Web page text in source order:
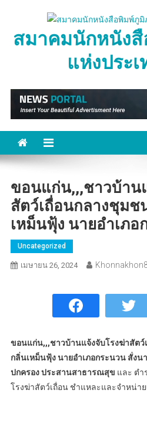
contentสมาคมนักหนัง
แห่งประ
ขอนแก่น,,,ชาวบ้าน
สัตว์เถื่อนกลางชุมช
เหม็นฟุ้ง นายอำเภอ
Uncategorized
เมษายน 26, 2024
ขอนแก่น,,,ชาวบ้านแจ้งจับโรงฆ่าสัตว์
กลิ่นเหม็นฟุ้ง นายอำเภอกระนวน สั่งน
ปกครอง ประสานสาธารณสุข และ ตำ
โรงฆ่าสัตว์เถื่อน ชำแหละและจำหน่า